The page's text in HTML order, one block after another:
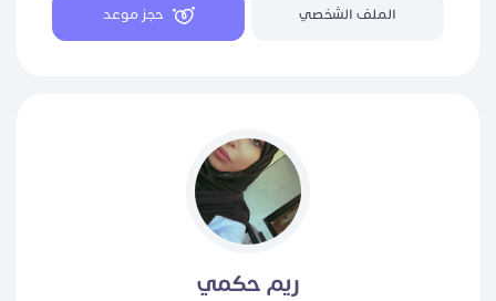
اضطرابات مابعد التقاعد تهيئة المقبلين على الزواج.
الملف الشخصي حجز موعد
ريم حكمي